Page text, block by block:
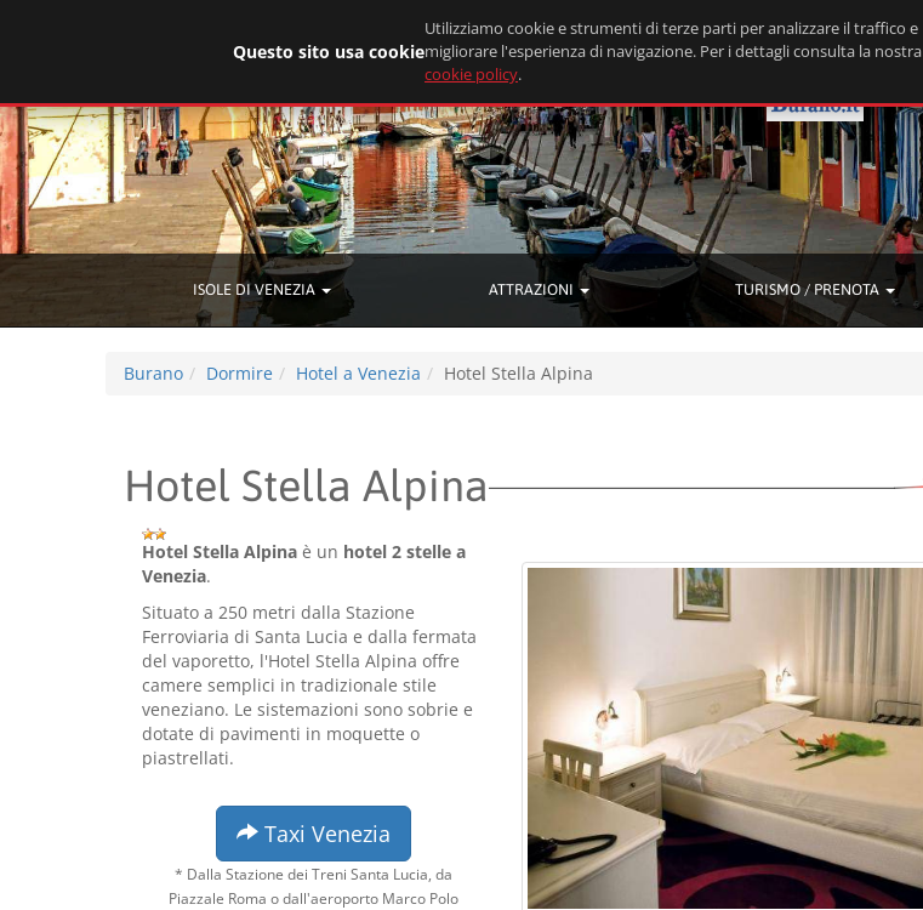
ISOLE DI VENEZIA ATTRAZIONI TURISMO / PRENOTA
Burano Dormire Hotel a Venezia Hotel Stella Alpina
Hotel Stella Alpina
Hotel Stella Alpina è un hotel 2 stelle a
Venezia.
Situato a 250 metri dalla Stazione
Ferroviaria di Santa Lucia e dalla fermata
del vaporetto, l'Hotel Stella Alpina offre
camere semplici in tradizionale stile
veneziano. Le sistemazioni sono sobrie e
dotate di pavimenti in moquette o
piastrellati.
Taxi Venezia
* Dalla Stazione dei Treni Santa Lucia, da
Piazzale Roma o dall'aeroporto Marco Polo
Questo sito usa cookie
Utilizziamo cookie e strumenti di terze parti per analizzare il traffico e
migliorare l'esperienza di navigazione. Per i dettagli consulta la nostra
cookie policy.